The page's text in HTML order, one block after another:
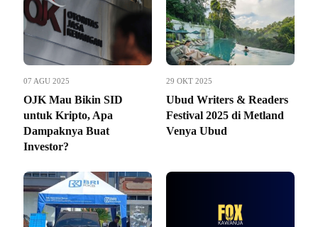
07 AGU 2025
OJK Mau Bikin SID
untuk Kripto, Apa
Dampaknya Buat
Investor?
29 OKT 2025
Ubud Writers & Readers
Festival 2025 di Metland
Venya Ubud